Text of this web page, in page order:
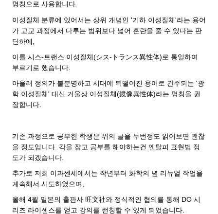
명칭으로 사용합니다.
이성질체 분류에 있어서는 상위 개념인 '기하 이성질체'라는 용어
가 고교 과정에서 다루는 범위보다 넓어 혼란을 줄 수 있다는 판
단하에,
이를 시스-트랜스 이성질체(シス-トランス異性体)로 통일하여
부르기로 했습니다.
아울러 정의가 불분명하고 시대에 뒤떨어진 용어로 간주되는 '광
학 이성질체' 대신 거울상 이성질체(鏡像異性体)라는 명칭을 권
장합니다.
기존 과정으로 공부한 학생은 위의 글을 두번정도 읽어보면 괜찮
을 정도입니다. 각을 잡고 공부를 해야하는건 엔탈피 표현법 정
도가 되겠습니다.
추가로 저희 이과센세에서는 작년부터 화학의 념 리뉴얼 작업을
계속해서 시도하였으며,
올해 4월 일본의 출판사 旺文社와 정식적인 협의를 통해 DO 시
리즈 라이센스를 얻고 강의를 런칭할 수 있게 되었습니다.